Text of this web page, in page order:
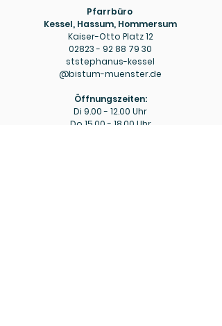
Pfarrbüro
Kessel, Hassum, Hommersum
Kaiser-Otto Platz 12
02823 - 92 88 79 30
ststephanus-kessel
@bistum-muenster.de
Öffnungszeiten:
Di 9.00 - 12.00 Uhr
Do 15.00 - 18.00 Uhr